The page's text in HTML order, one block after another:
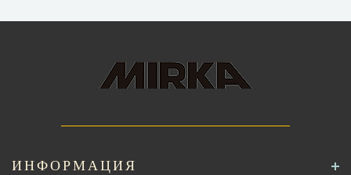
ИНФОРМАЦИЯ